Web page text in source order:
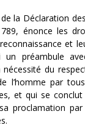
la Déclaration
énonce les
et
un préambule
nécessité du
l’homme par
et qui se conclut
proclamation par